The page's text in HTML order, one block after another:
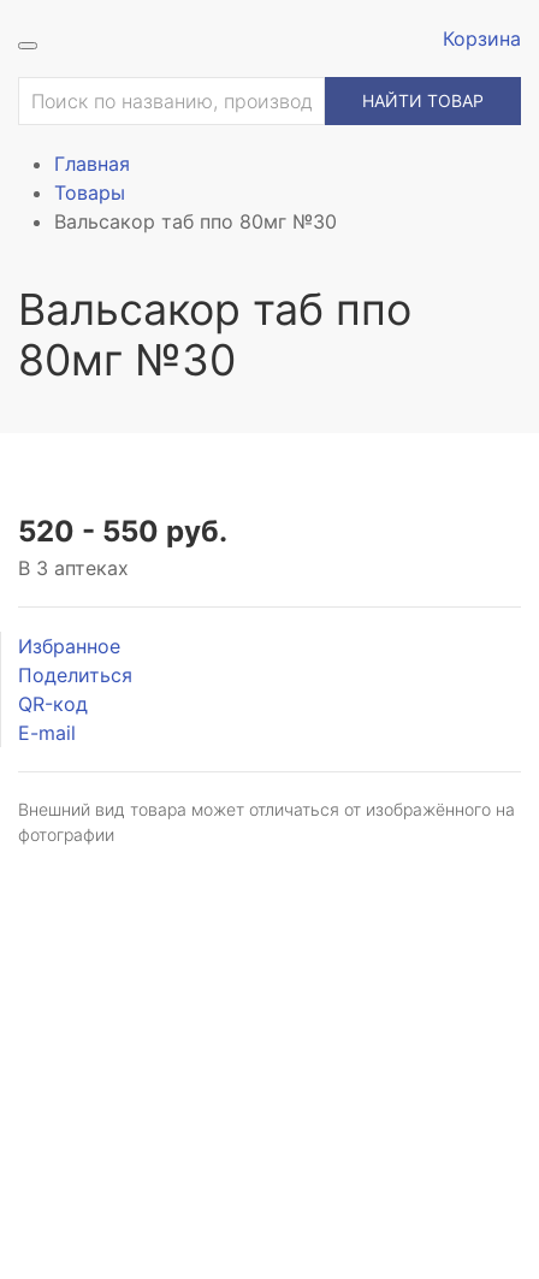
Корзина
НАЙТИ ТОВАР
Главная
Товары
Вальсакор таб ппо 80мг №30
Вальсакор таб ппо
80мг №30
520 - 550 руб.
В 3 аптеках
Избранное
Поделиться
QR-код
E-mail
Внешний вид товара может отличаться от изображённого на
фотографии